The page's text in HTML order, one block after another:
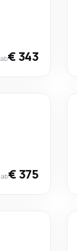
ab€ 343
ab€ 375